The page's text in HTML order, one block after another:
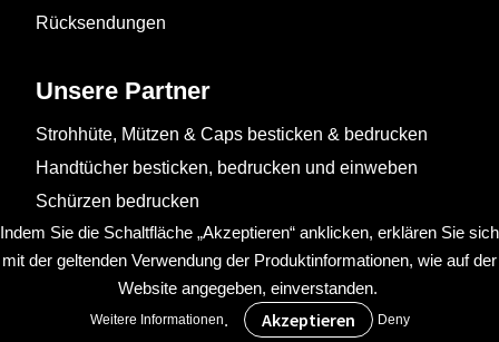
Rücksendungen
Unsere Partner
Strohhüte, Mützen & Caps besticken & bedrucken
Handtücher besticken, bedrucken und einweben
Schürzen bedrucken
Indem Sie die Schaltfläche „Akzeptieren“ anklicken, erklären Sie sich
mit der geltenden Verwendung der Produktinformationen, wie auf der
Website angegeben, einverstanden.
Weitere Informationen. Deny